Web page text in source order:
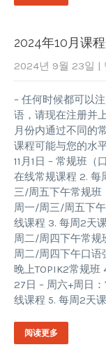
2024年10月课
2024년 9월 23일 |
– 任何时候都可以
语，请现在注册并
月份内通过不同的
课程可能与您的水
11月1日 – 常规班
在线常规课程 2. 每
三/周五下午常规班
周一/周三/周五下
线课程 3. 每周2天
周二/周四下午常规
周二/周四下午口语
晚上TOPIK2常规班
27日 – 周六+周日
线课程 5. 每周2天
阅读更多